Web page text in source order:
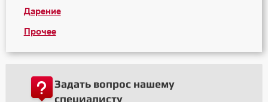
Дарение
Прочее
Задать вопрос нашему
специалисту